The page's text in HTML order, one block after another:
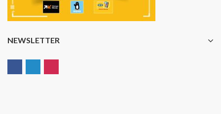
NEWSLETTER